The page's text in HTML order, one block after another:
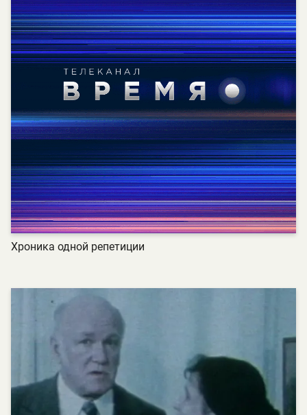
Хроника одной репетиции